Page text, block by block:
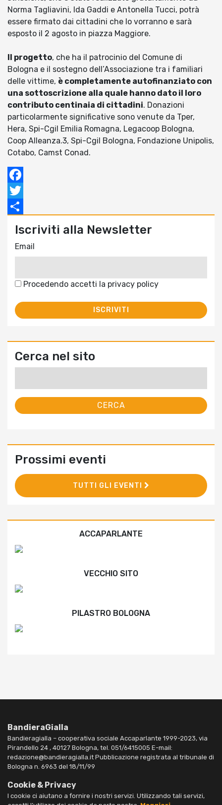
Norma Tagliavini, Ida Gaddi e Antonella Tucci, potrà
essere firmato dai cittadini che lo vorranno e sarà
esposto il 2 agosto in piazza Maggiore.
Il progetto, che ha il patrocinio del Comune di
Bologna e il sostegno dell’Associazione tra i familiari
delle vittime, è completamente autofinanziato con
una sottoscrizione alla quale hanno dato il loro
contributo centinaia di cittadini. Donazioni
particolarmente significative sono venute da Tper,
Hera, Spi-Cgil Emilia Romagna, Legacoop Bologna,
Coop Alleanza.3, Spi-Cgil Bologna, Fondazione Unipolis,
Cotabo, Camst Conad.
Facebook
Twitter
Iscriviti alla Newsletter
Email
Procedendo accetti la privacy policy
Cerca nel sito
Prossimi eventi
TUTTI GLI EVENTI
ACCAPARLANTE
VECCHIO SITO
PILASTRO BOLOGNA
BandieraGialla
Bandieragialla – cooperativa sociale Accaparlante 1999-2023, via
Pirandello 24 , 40127 Bologna, tel. 051/6415005 E-mail:
redazione@bandieragialla.it Pubblicazione registrata al tribunale di
Bologna n. 6963 del 18/11/99
Cookie & Privacy
I cookie ci aiutano a fornire i nostri servizi. Utilizzando tali servizi,